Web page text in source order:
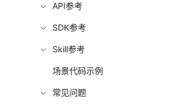
API参考
SDK参考
Skill参考
场景代码示例
常见问题